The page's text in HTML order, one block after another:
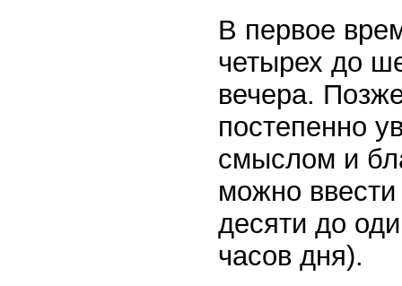
В первое
четырех до
вечера.
постепенно
смыслом и
можно
десяти до
часов дня).